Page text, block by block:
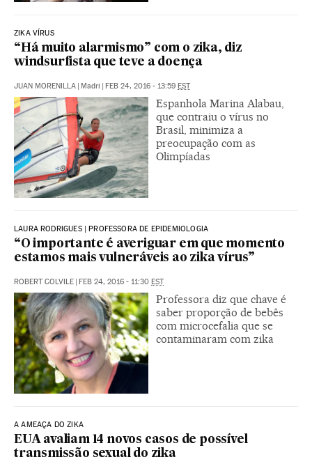
ZIKA VÍRUS
“Há muito alarmismo” com o zika, diz
windsurfista que teve a doença
JUAN MORENILLA Madri FEB 24, 2016 - 13:59 EST
Espanhola Marina Alabau,
que contraiu o vírus no
Brasil, minimiza a
preocupação com as
Olimpíadas
LAURA RODRIGUES | PROFESSORA DE EPIDEMIOLOGIA
“O importante é averiguar em que momento
estamos mais vulneráveis ao zika vírus”
ROBERT COLVILE FEB 24, 2016 - 11:30 EST
Professora diz que chave é
saber proporção de bebês
com microcefalia que se
contaminaram com zika
A AMEAÇA DO ZIKA
EUA avaliam 14 novos casos de possível
transmissão sexual do zika